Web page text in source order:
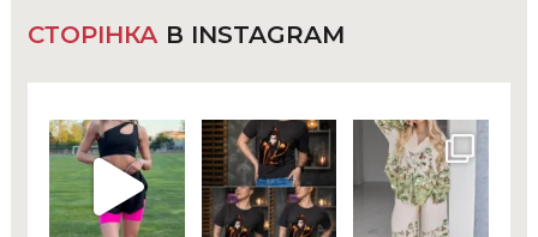
СТОРІНКА В INSTAGRAM